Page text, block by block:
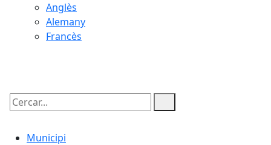
Anglès
Alemany
Francès
Cercar:
Municipi